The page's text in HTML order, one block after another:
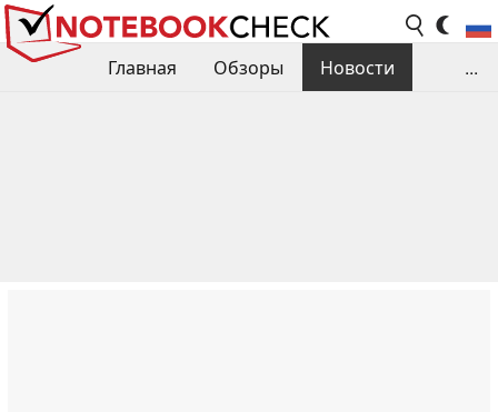
Главная Обзоры
Новости
...